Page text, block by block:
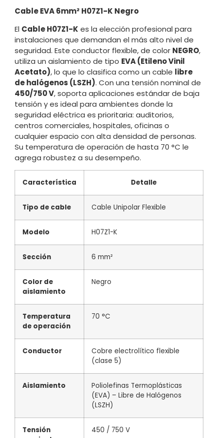
Cable EVA 6mm² H07Z1-K Negro
El Cable H07Z1-K es la elección profesional para
instalaciones que demandan el más alto nivel de
seguridad. Este conductor flexible, de color NEGRO,
utiliza un aislamiento de tipo EVA (Etileno Vinil
Acetato), lo que lo clasifica como un cable libre
de halógenos (LSZH). Con una tensión nominal de
450/750 V, soporta aplicaciones estándar de baja
tensión y es ideal para ambientes donde la
seguridad eléctrica es prioritaria: auditorios,
centros comerciales, hospitales, oficinas o
cualquier espacio con alta densidad de personas.
Su temperatura de operación de hasta 70 °C le
agrega robustez a su desempeño.
Característica Detalle
Tipo de cable Cable Unipolar Flexible
Modelo H07Z1-K
Sección 6 mm²
Color de
aislamiento
Negro
Temperatura
de operación
70 °C
Conductor
Cobre electrolítico flexible
(clase 5)
Aislamiento
Poliolefinas Termoplásticas
(EVA) – Libre de Halógenos
(LSZH)
Tensión
450 / 750 V